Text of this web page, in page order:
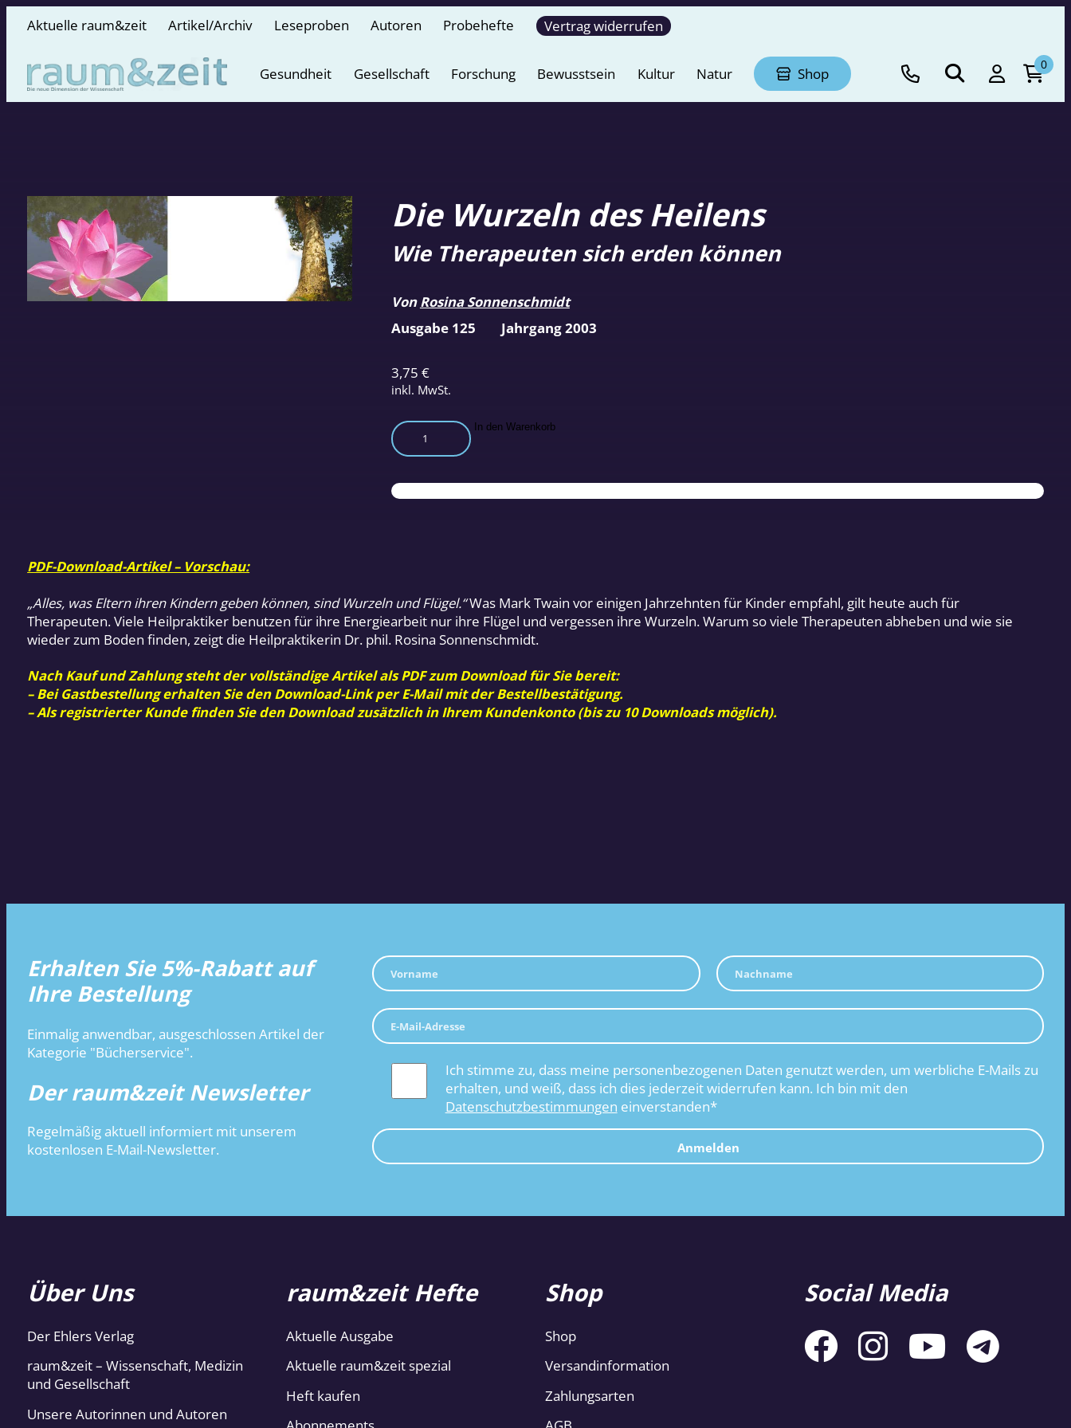
Aktuelle raum&zeit Artikel/Archiv Leseproben Autoren Probehefte Vertrag widerrufen
Gesundheit Gesellschaft Forschung Bewusstsein Kultur Natur Shop
0
Die Wurzeln des Heilens
3,75 €
inkl. MwSt.
Wie Therapeuten sich erden können
VonRosina Sonnenschmidt
Die
Wurzeln
Heilens
Menge
In den Warenkorb
Ausgabe 125 Jahrgang 2003
PDF-Download-Artikel – Vorschau:
„Alles, was Eltern ihren Kindern geben können, sind Wurzeln und Flügel.“Was Mark Twain vor einigen Jahrzehnten für Kinder empfahl, gilt heute auch für
Therapeuten. Viele Heilpraktiker benutzen für ihre Energiearbeit nur ihre Flügel und vergessen ihre Wurzeln. Warum so viele Therapeuten abheben und wie sie
wieder zum Boden finden, zeigt die Heilpraktikerin Dr. phil. Rosina Sonnenschmidt.
Nach Kauf und Zahlung steht der vollständige Artikel als PDF zum Download für Sie bereit:
– Bei Gastbestellung erhalten Sie den Download-Link per E-Mail mit der Bestellbestätigung.
– Als registrierter Kunde finden Sie den Download zusätzlich in Ihrem Kundenkonto (bis zu 10 Downloads möglich).
Erhalten Sie 5%-Rabatt auf
Ihre Bestellung
Einmalig anwendbar, ausgeschlossen Artikel der
Kategorie "Bücherservice".
Der raum&zeit Newsletter
Regelmäßig aktuell informiert mit unserem
kostenlosen E-Mail-Newsletter.
Ich stimme zu, dass meine personenbezogenen Daten genutzt werden, um werbliche E-Mails zu
erhalten, und weiß, dass ich dies jederzeit widerrufen kann. Ich bin mit den
Datenschutzbestimmungen einverstanden*
Anmelden
Über Uns
Der Ehlers Verlag
raum&zeit – Wissenschaft, Medizin
und Gesellschaft
Unsere Autorinnen und Autoren
raum&zeit Hefte
Aktuelle Ausgabe
Aktuelle raum&zeit spezial
Heft kaufen
Shop
Shop
Versandinformation
Zahlungsarten
Social Media